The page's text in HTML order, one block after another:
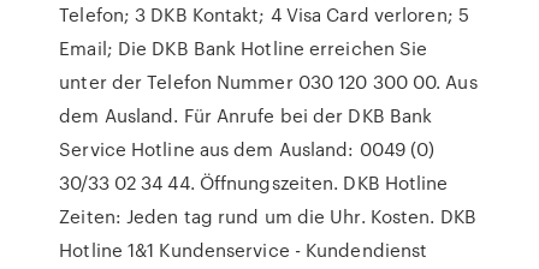
Telefon; 3 DKB Kontakt; 4 Visa Card verloren; 5
Email; Die DKB Bank Hotline erreichen Sie
unter der Telefon Nummer 030 120 300 00. Aus
dem Ausland. Für Anrufe bei der DKB Bank
Service Hotline aus dem Ausland: 0049 (0)
30/33 02 34 44. Öffnungszeiten. DKB Hotline
Zeiten: Jeden tag rund um die Uhr. Kosten. DKB
Hotline 1&1 Kundenservice - Kundendienst